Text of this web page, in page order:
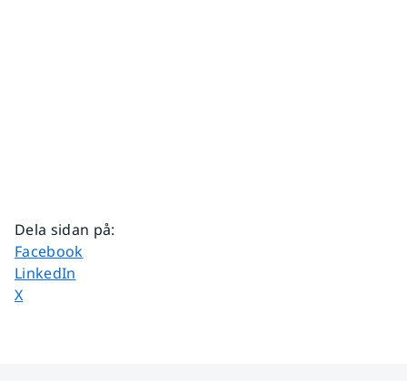
Dela sidan på:
Dela sidan på
Facebook
Dela sidan på
LinkedIn
Dela sidan på
X